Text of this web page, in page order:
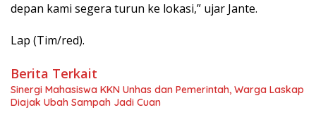
depan kami segera turun ke lokasi,” ujar Jante.
Lap (Tim/red).
Berita Terkait
Sinergi Mahasiswa KKN Unhas dan Pemerintah, Warga Laskap
Diajak Ubah Sampah Jadi Cuan